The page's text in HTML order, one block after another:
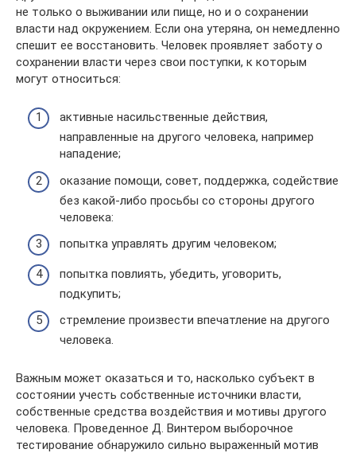
не только о выживании или пище, но и о сохранении
власти над окружением. Если она утеряна, он немедленно
спешит ее восстановить. Человек проявляет заботу о
сохранении власти через свои поступки, к которым
могут относиться:
активные насильственные действия,
направленные на другого человека, например
нападение;
оказание помощи, совет, поддержка, содействие
без какой-либо просьбы со стороны другого
человека:
попытка управлять другим человеком;
попытка повлиять, убедить, уговорить,
подкупить;
стремление произвести впечатление на другого
человека.
Важным может оказаться и то, насколько субъект в
состоянии учесть собственные источники власти,
собственные средства воздействия и мотивы другого
человека. Проведенное Д. Винтером выборочное
тестирование обнаружило сильно выраженный мотив